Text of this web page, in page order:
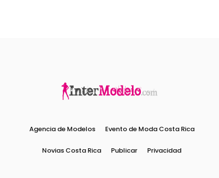
Agencia de Modelos Evento de Moda Costa Rica
Novias Costa Rica Publicar Privacidad